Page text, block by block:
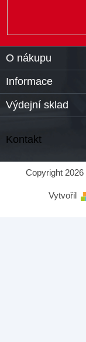
O nákupu
Informace
Výdejní sklad
Kontakt
Vytvořil
Copyright 2026